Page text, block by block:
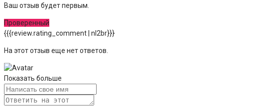
Ваш отзыв будет первым.
Проверенный
{{{review.rating_comment | nl2br}}}
На этот отзыв еще нет ответов.
Показать больше